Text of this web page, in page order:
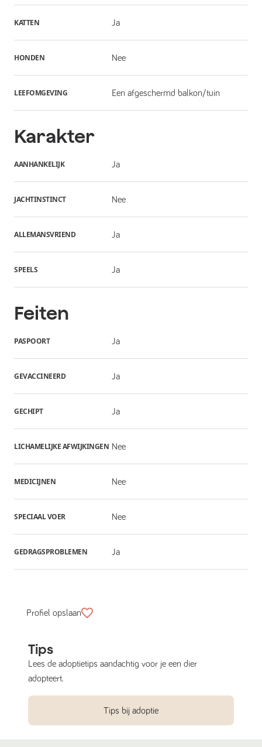
KATTEN Ja
HONDEN Nee
LEEFOMGEVING Een afgeschermd balkon/tuin
Karakter
AANHANKELIJK Ja
JACHTINSTINCT Nee
ALLEMANSVRIEND Ja
SPEELS Ja
Feiten
PASPOORT Ja
GEVACCINEERD Ja
GECHIPT Ja
LICHAMELIJKE AFWIJKINGEN Nee
MEDICIJNEN Nee
SPECIAAL VOER Nee
GEDRAGSPROBLEMEN Ja
Profiel opslaan
Tips
Lees de adoptietips aandachtig voor je een dier
adopteert.
Tips bij adoptie